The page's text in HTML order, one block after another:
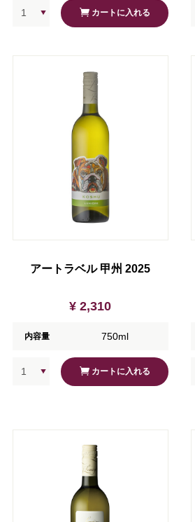
カートに入れる
アートラベル 甲州 2025
¥ 2,310
内容量 750ml
カートに入れる